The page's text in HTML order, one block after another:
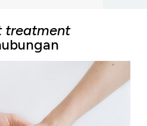
treatment